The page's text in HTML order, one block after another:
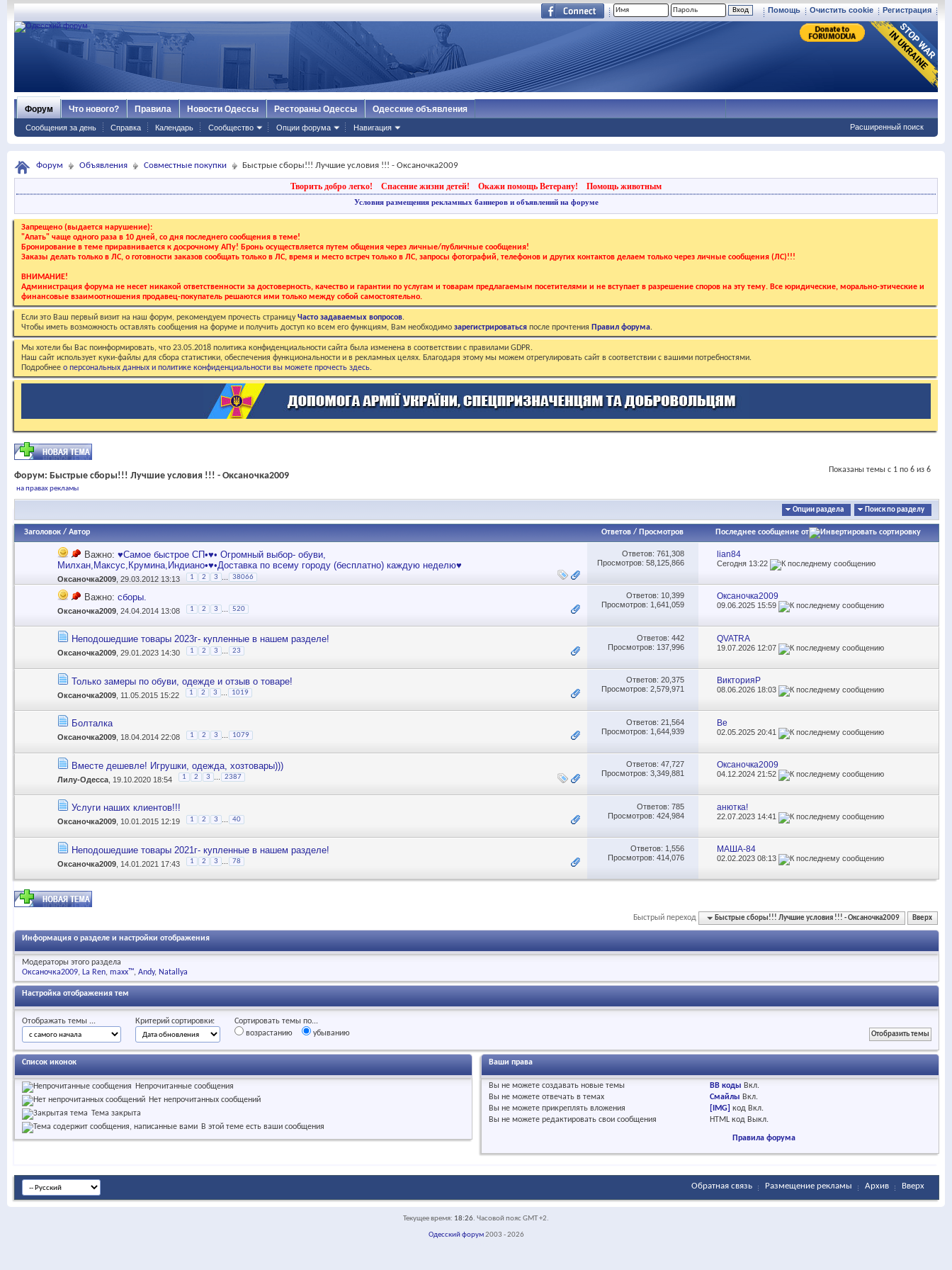
Регистрация
Очистить cookie
Помощь
Форум
Сообщения за день Справка Календарь Сообщество Опции форума Навигация
Что нового? Правила Новости Одессы Рестораны Одессы Одесские объявления
Расширенный поиск
Форум Объявления Совместные покупки Быстрые сборы!!! Лучшие условия !!! - Оксаночка2009
Творить добро легко! Спасение жизни детей! Окажи помощь Ветерану! Помощь животным
Условия размещения рекламных баннеров и объявлений на форуме
Запрещено (выдается нарушение):
"Апать" чаще одного раза в 10 дней, со дня последнего сообщения в теме!
Бронирование в теме приравнивается к досрочному АПу! Бронь осуществляется путем общения через личные/публичные сообщения!
Заказы делать только в ЛС, о готовности заказов сообщать только в ЛС, время и место встреч только в ЛС, запросы фотографий, телефонов и других контактов делаем только через личные сообщения (ЛС)!!!
ВНИМАНИЕ!
Администрация форума не несет никакой ответственности за достоверность, качество и гарантии по услугам и товарам предлагаемым посетителями и не вступает в разрешение споров на эту тему. Все юридические, морально-этические и
финансовые взаимоотношения продавец-покупатель решаются ими только между собой самостоятельно.
Если это Ваш первый визит на наш форум, рекомендуем прочесть страницуЧасто задаваемых вопросов.
Чтобы иметь возможность оставлять сообщения на форуме и получить доступ ко всем его функциям, Вам необходимо зарегистрироваться после прочтения Правил форума.
Мы хотели бы Вас поинформировать, что 23.05.2018 политика конфиденциальности сайта была изменена в соответствии с правилами GDPR.
Наш сайт использует куки-файлы для сбора статистики, обеспечения функциональности и в рекламных целях. Благодаря этому мы можем отрегулировать сайт в соответствии с вашими потребностями.
Подробнее о персональных данных и политике конфиденциальности вы можете прочесть здесь.
Показаны темы с 1 по 6 из 6
Форум: Быстрые сборы!!! Лучшие условия !!! - Оксаночка2009
на правах рекламы
Опции раздела Поиск по разделу
Заголовок / Автор Ответов/ Просмотров Последнее сообщение от
Важно: ♥Самое быстрое СП•♥• Огромный выбор- обуви,
Милхан,Максус,Крумина,Индиано•♥•Доставка по всему городу (бесплатно) каждую неделю♥
Оксаночка2009 , 29.03.2012 13:13 1 2 3 38066
Ответов: 761,308
Просмотров: 58,125,866
lian84
Сегодня 13:22
Важно: сборы.
Оксаночка2009 , 24.04.2014 13:08 1 2 3 520
Ответов: 10,399
Просмотров: 1,641,059
Оксаночка2009
09.06.202515:59
Неподошедшие товары 2023г- купленные в нашем разделе!
Оксаночка2009 , 29.01.2023 14:30 1 2 3 23
Ответов: 442
Просмотров: 137,996
QVATRA
19.07.2026 12:07
Только замеры по обуви, одежде и отзыв о товаре!
Оксаночка2009 , 11.05.2015 15:22 1 2 3 ... 1019
Ответов: 20,375
Просмотров: 2,579,971
ВикторияР
08.06.202618:03
Болталка
Оксаночка2009 , 18.04.2014 22:08 1 2 3 1079
Ответов: 21,564
Просмотров: 1,644,939
Be
02.05.202520:41
Вместе дешевле! Игрушки, одежда, хозтовары)))
Лилу-Одесса , 19.10.2020 18:54 1 2 3 2387
Ответов: 47,727
Просмотров: 3,349,881
Оксаночка2009
04.12.202421:52
Услуги наших клиентов!!!
Оксаночка2009 , 10.01.2015 12:19 1 2 3 40
Ответов: 785
Просмотров: 424,984
анютка!
22.07.2023 14:41
Неподошедшие товары 2021г- купленные в нашем разделе!
Оксаночка2009 , 14.01.2021 17:43 1 2 3 78
Ответов: 1,556
Просмотров: 414,076
МАША-84
02.02.202308:13
Быстрый переход Быстрые сборы!!! Лучшие условия !!! - Оксаночка2009 Вверх
Информация о разделе и настройки отображения
Модераторы этого раздела
Оксаночка2009 La Ren maxx™ Andy Natallya
Настройка отображения тем
Отображать темы ... Критерий сортировки:
Сортировать темы по...
возрастанию
убыванию
Список иконок
Непрочитанные сообщения
Нет непрочитанных сообщений
Тема закрыта
В этой теме есть ваши сообщения
Ваши права
Вы не можетесоздавать новые темы
Вы не можетеотвечать в темах
Вы не можетеприкреплять вложения
Вы не можетередактировать свои сообщения
BB коды Вкл.
Смайлы Вкл.
[IMG] код Вкл.
HTML код Выкл.
Правила форума
Обратная связь Размещение рекламы Архив Вверх
Текущее время: 18:26. Часовой пояс GMT +2.
Одесский форум2003 - 2026